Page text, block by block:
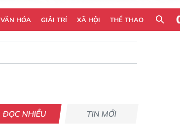
VĂN HÓA GIẢI TRÍ XÃ HỘI THỂ THAO
ĐỌC NHIỀU TIN MỚI